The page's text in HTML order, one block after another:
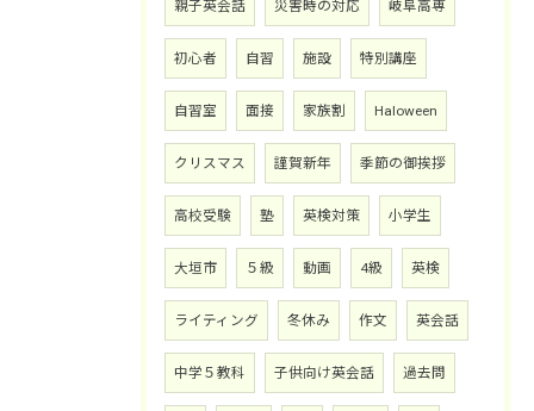
親子英会話 災害時の対応 岐阜高専
初心者 自習 施設 特別講座
自習室 面接 家族割 Haloween
クリスマス 謹賀新年 季節の御挨拶
高校受験 塾 英検対策 小学生
大垣市 ５級 動画 4級 英検
ライティング 冬休み 作文 英会話
中学５教科 子供向け英会話 過去問